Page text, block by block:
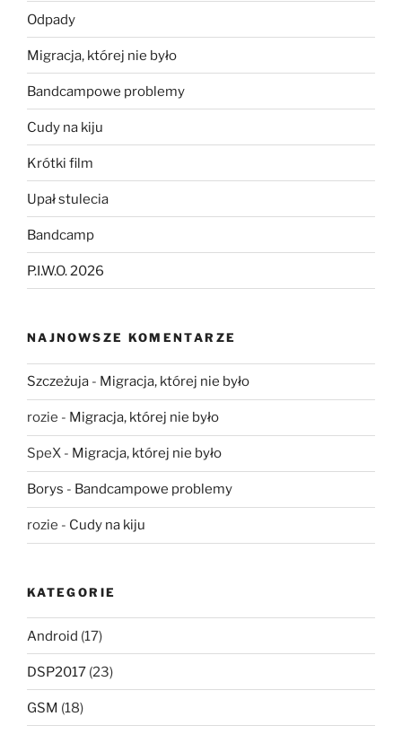
Odpady
Migracja, której nie było
Bandcampowe problemy
Cudy na kiju
Krótki film
Upał stulecia
Bandcamp
P.I.W.O. 2026
NAJNOWSZE KOMENTARZE
Szczeżuja - Migracja, której nie było
rozie - Migracja, której nie było
SpeX - Migracja, której nie było
Borys - Bandcampowe problemy
rozie - Cudy na kiju
KATEGORIE
Android (17)
DSP2017 (23)
GSM (18)